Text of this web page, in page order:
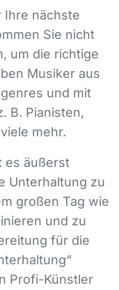
Ihre nächste
Sie nicht
um die richtige
Musiker aus
und mit
B. Pianisten,
mehr.
es äußerst
Unterhaltung zu
großen Tag wie
und zu
für die
Profi-Künstler